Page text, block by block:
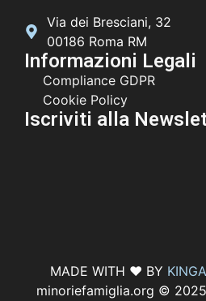
Via dei Bresciani, 32
00186 Roma RM
Informazioni Legali
Compliance GDPR
Cookie Policy
Iscriviti alla
MADE WITH ♥ BY
minoriefamiglia.org ©